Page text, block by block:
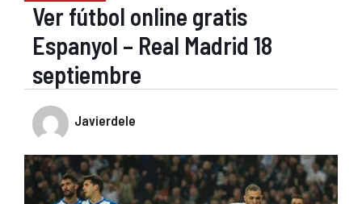
Ver fútbol online gratis
Espanyol – Real Madrid 18
septiembre
Javierdele